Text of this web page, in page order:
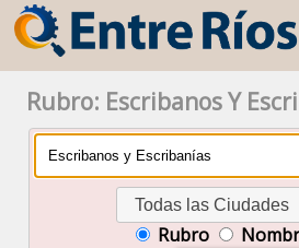
Rubro: Escribanos Y
Todas las Ciudades
Rubro